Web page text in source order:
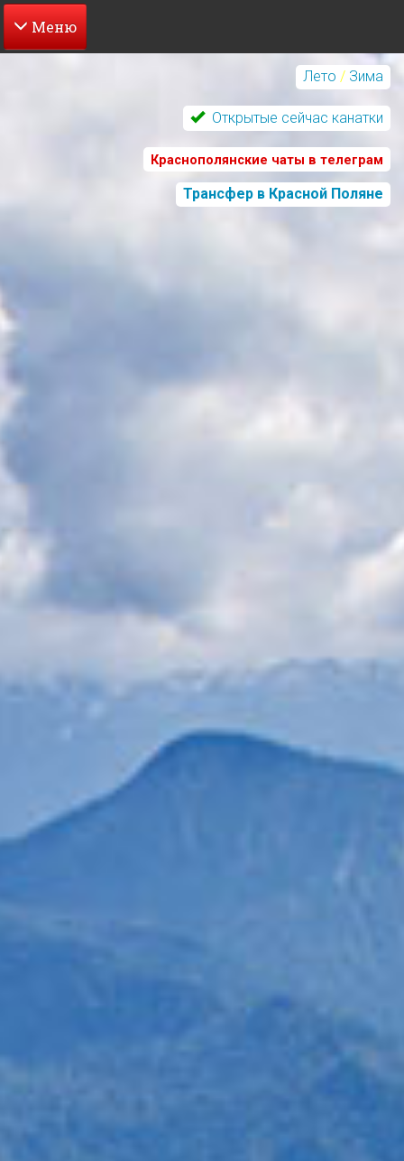
Перейти
Лето / Зима
Открытые сейчас канатки
Краснополянские чаты в телеграм
Трансфер в Красной Поляне